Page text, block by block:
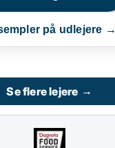
på udlejere →
Se flere lejere →